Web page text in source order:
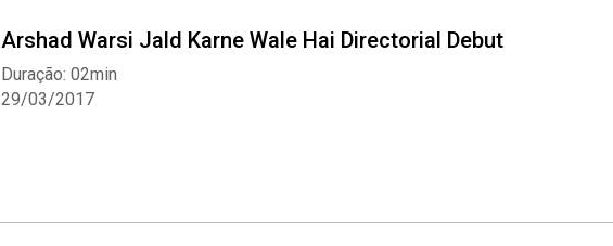
Arshad Warsi Jald Karne Wale Hai Directorial Debut
29/03/2017
Duração: 02min